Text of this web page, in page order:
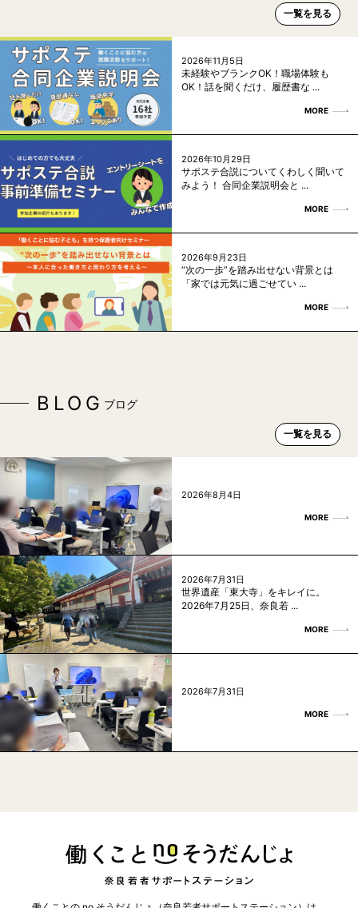
一覧を見る
2026年11月5日
未経験やブランクOK！職場体験も
OK！話を聞くだけ、履歴書な ...
MORE
2026年10月29日
サポステ合説についてくわしく聞いて
みよう！ 合同企業説明会と ...
MORE
2026年9月23日
“次の一歩”を踏み出せない背景とは
「家では元気に過ごせてい ...
MORE
BLOG ブログ
一覧を見る
2026年8月4日
MORE
2026年7月31日
世界遺産「東大寺」をキレイに。
2026年7月25日、奈良若 ...
MORE
2026年7月31日
MORE